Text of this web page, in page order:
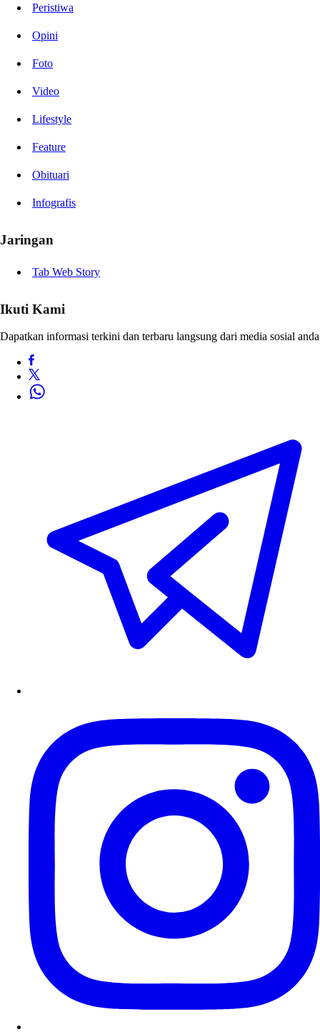
Peristiwa
Opini
Foto
Video
Lifestyle
Feature
Obituari
Infografis
Jaringan
Tab Web Story
Ikuti Kami
Dapatkan informasi terkini dan terbaru langsung dari media sosial anda